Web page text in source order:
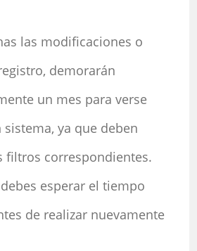
las modificaciones o
demorarán
un mes para verse
ya que deben
filtros correspondientes.
esperar el tiempo
de realizar nuevamente